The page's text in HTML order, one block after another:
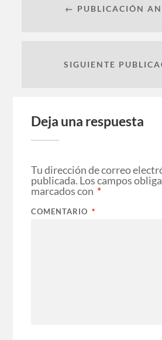
← PUBLICACIÓN
SIGUIENTE
Deja una respuesta
Tu dirección de correo
publicada. Los campos
marcados con *
COMENTARIO *